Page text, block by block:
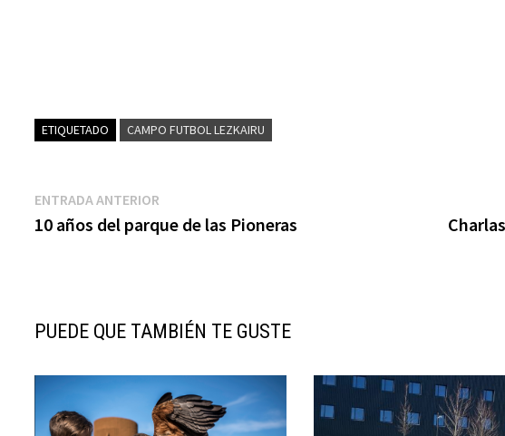
ETIQUETADO CAMPO FUTBOL LEZKAIRU
Navegación
de
ENTRADA ANTERIOR
anterior:
10 años del parque de las Pioneras
PUEDE QUE TAMBIÉN TE GUSTE